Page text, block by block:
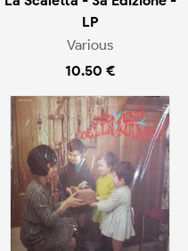
LP
Various
10.50 €